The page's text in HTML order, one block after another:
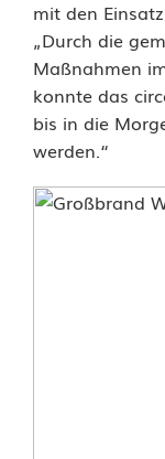
mit den
„Durch die
Maßnahmen
konnte das
bis in die
werden.“